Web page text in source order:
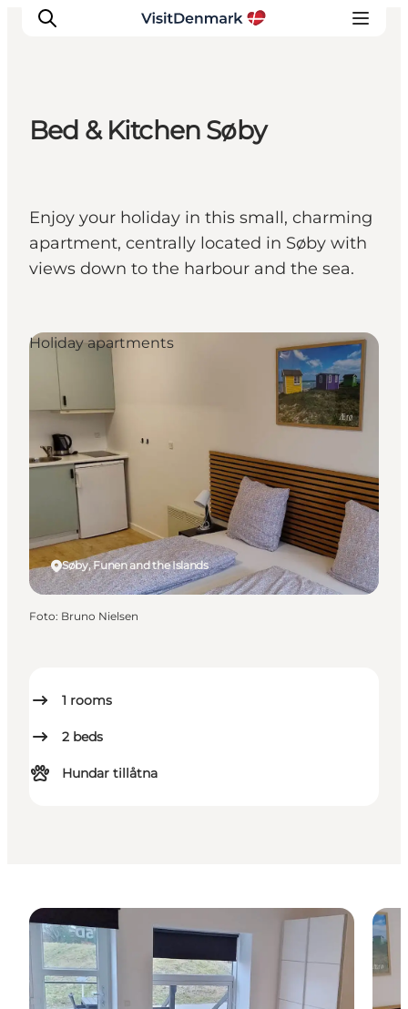
Aktiviteter
Övernatta
Planera resan
Bed & Kitchen Søby
Enjoy your holiday in this small, charming
apartment, centrally located in Søby with
views down to the harbour and the sea.
1 rooms
2 beds
Hundar tillåtna
Søby, Funen and the Islands
Holiday apartments
Foto: Bruno Nielsen